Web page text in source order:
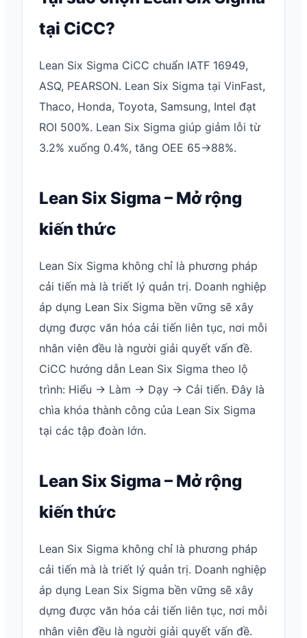
tại CiCC?
Lean Six Sigma CiCC chuẩn IATF 16949,
ASQ, PEARSON. Lean Six Sigma tại VinFast,
Thaco, Honda, Toyota, Samsung, Intel đạt
ROI 500%. Lean Six Sigma giúp giảm lỗi từ
3.2% xuống 0.4%, tăng OEE 65→88%.
Lean Six Sigma – Mở rộng
kiến thức
Lean Six Sigma không chỉ là phương pháp
cải tiến mà là triết lý quản trị. Doanh nghiệp
áp dụng Lean Six Sigma bền vững sẽ xây
dựng được văn hóa cải tiến liên tục, nơi mỗi
nhân viên đều là người giải quyết vấn đề.
CiCC hướng dẫn Lean Six Sigma theo lộ
trình: Hiểu → Làm → Dạy → Cải tiến. Đây là
chìa khóa thành công của Lean Six Sigma
tại các tập đoàn lớn.
Lean Six Sigma – Mở rộng
kiến thức
Lean Six Sigma không chỉ là phương pháp
cải tiến mà là triết lý quản trị. Doanh nghiệp
áp dụng Lean Six Sigma bền vững sẽ xây
dựng được văn hóa cải tiến liên tục, nơi mỗi
nhân viên đều là người giải quyết vấn đề.